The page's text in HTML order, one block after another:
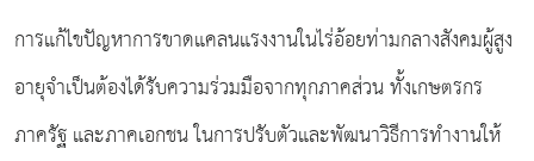
การแก้ไขปัญหาการขาดแคลนแรงงานในไร่อ้อยท่ามกลางสังคมผู้สูง
อายุจำเป็นต้องได้รับความร่วมมือจากทุกภาคส่วน ทั้งเกษตรกร
ภาครัฐ และภาคเอกชน ในการปรับตัวและพัฒนาวิธีการทำงานให้